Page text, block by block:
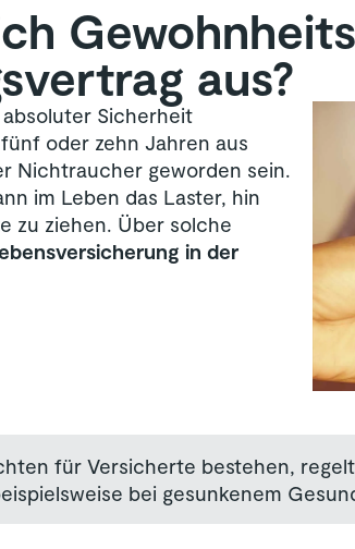
aus?
Sicherheit
oder zehn Jahren aus
Nichtraucher geworden sein.
im Leben das Laster, hin
zu ziehen. Über solche
in der
für Versicherte bestehen,
bei gesunkenem